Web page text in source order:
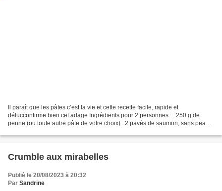
Il paraît que les pâtes c’est la vie et cette recette facile, rapide et
délucconfirme bien cet adage Ingrédients pour 2 personnes : . 250 g de
penne (ou toute autre pâte de votre choix) . 2 pavés de saumon, sans peau .
Crumble aux mirabelles
Publié le 20/08/2023 à 20:32
Par Sandrine